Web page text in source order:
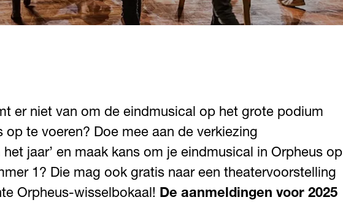
er niet van om de eindmusical op het grote podium
op te voeren? Doe mee aan de verkiezing
het jaar’ en maak kans om je eindmusical in Orpheus op
1? Die mag ook gratis naar een theatervoorstelling
Orpheus-wisselbokaal! De aanmeldingen voor 2025